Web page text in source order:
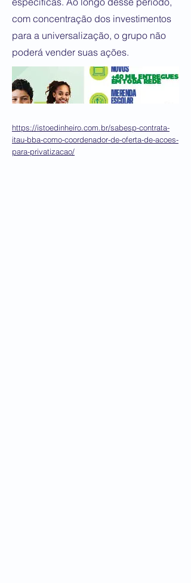
com concentração dos investimentos
para a universalização, o grupo não
poderá vender suas ações.
https://istoedinheiro.com.br/sabesp-contrata-
itau-bba-como-coordenador-de-oferta-de-acoes-
para-privatizacao/